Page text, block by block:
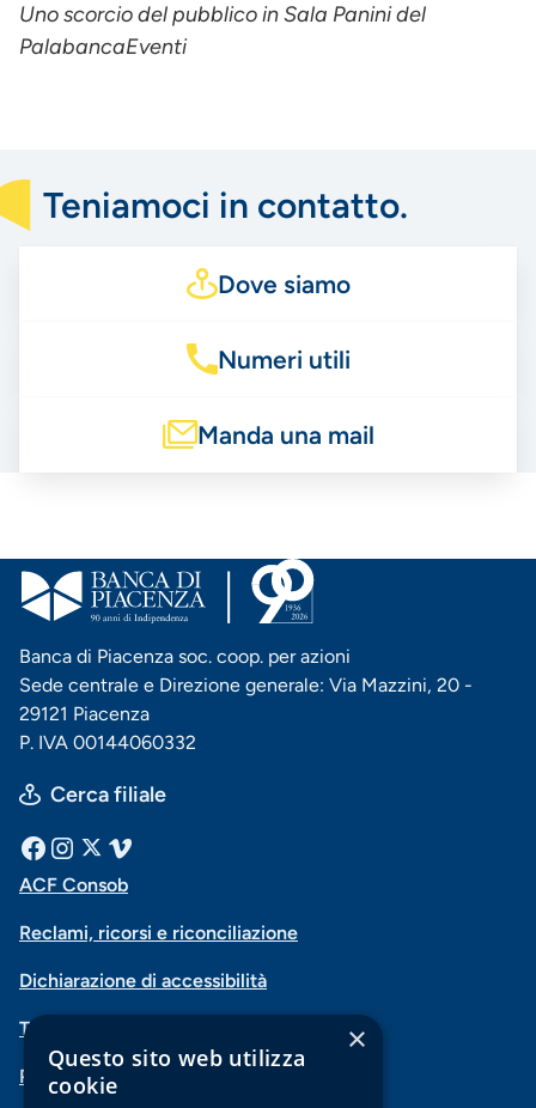
Uno scorcio del pubblico in Sala Panini del
PalabancaEventi
Teniamoci in contatto.
Dove siamo
Numeri utili
Manda una mail
Banca di Piacenza soc. coop. per azioni
Sede centrale e Direzione generale: Via Mazzini, 20 -
29121 Piacenza
P. IVA 00144060332
Cerca filiale
Menu
social
Facebook
InstagramVimeo
Menu
navigazione
piè
di
ACF Consob
Reclami, ricorsi e riconciliazione
Dichiarazione di accessibilità
Trasparenza
PSD2-Open Banking
×
Questo sito web utilizza
cookie